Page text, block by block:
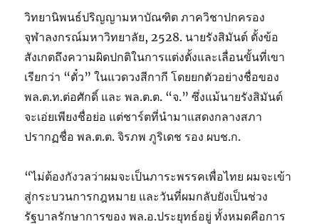
วิทยานิพนธ์ปริญญามหาบัณฑิต ภาควิชาปกครอง
จุฬาลงกรณ์มหาวิทยาลัย, 2528. นายรังสิมันต์ ตั้งข้อ
สังเกตถึงความผิดปกติในการแต่งตั้งและเลื่อนขั้นที่เขา
เรียกว่า “ตั๋ว” ในแวดวงสีกากี โดยยกตัวอย่างชื่อของ
พล.ต.ท.ต่อศักดิ์ และ พล.ต.ต. “จ.” ซึ่งแม้นายรังสิมันต์
จะเอ่ยเพียงชื่อย่อ แต่ชาร์ตที่นำมาแสดงกลางสภา
ปรากฏชื่อ พล.ต.ต. จิรภพ ภูริเดช รอง ผบช.ก.
“ไม่ต้องกังวลว่าผมจะเป็นภาระพรรคเพื่อไทย ผมจะเข้า
สู่กระบวนการกฎหมาย และวันที่ผมกลับยังเป็นช่วง
รัฐบาลรักษาการของ พล.อ.ประยุทธ์อยู่ ทั้งหมดคือการ